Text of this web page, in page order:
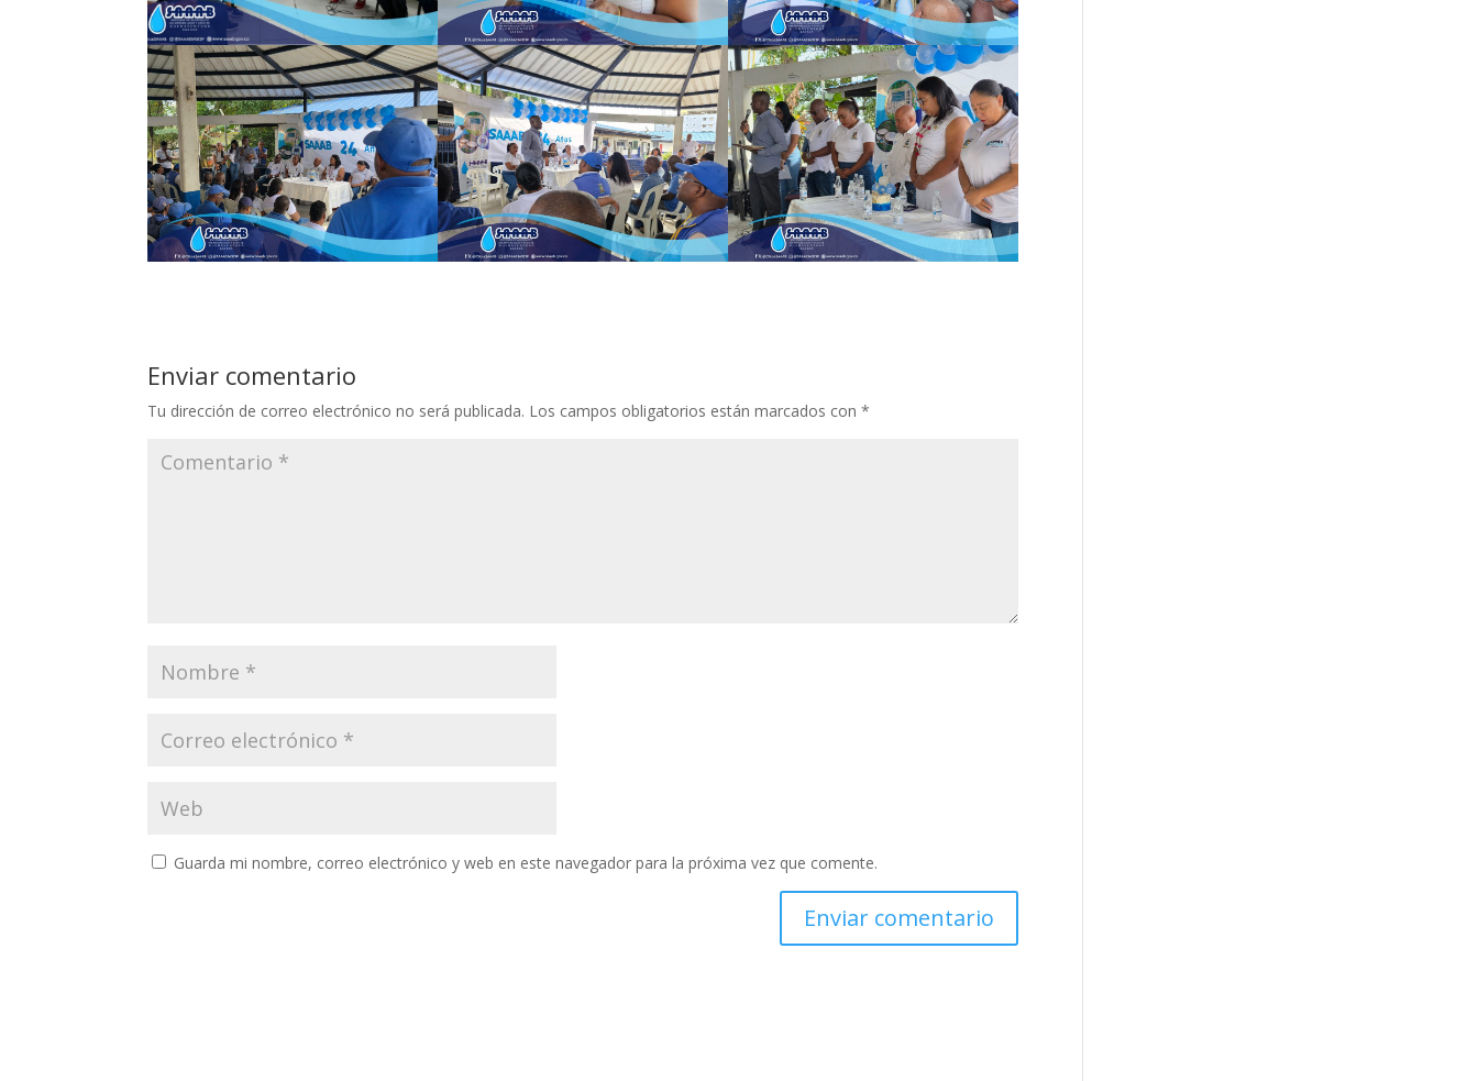
Enviar comentario
Tu dirección de correo electrónico no será publicada. Los campos obligatorios están marcados con*
Guarda mi nombre, correo electrónico y web en este navegador para la próxima vez que comente.